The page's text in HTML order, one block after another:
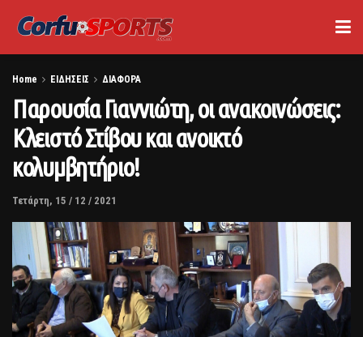
Home ΕΙΔΗΣΕΙΣ ΔΙΑΦΟΡΑ
Παρουσία Γιαννιώτη, οι ανακοινώσεις:
Κλειστό Στίβου και ανοικτό
κολυμβητήριο!
Τετάρτη, 15 / 12 / 2021